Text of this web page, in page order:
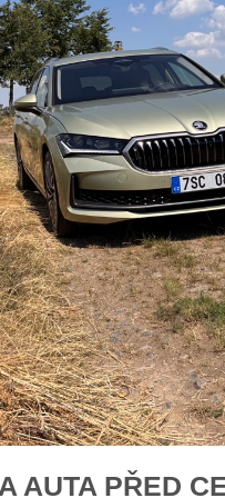
AUTA PŘED
iX3: auto roku z pohledu
Auto mého srdce